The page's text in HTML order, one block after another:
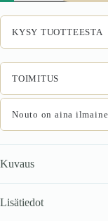
pakollinen
määrä
KYSY TUOTTEESTA
TOIMITUS
Nouto on aina
Kuvaus
Lisätiedot